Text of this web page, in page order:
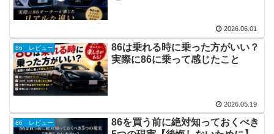
2026.06.01
86 レビュー
86は乗れる時に乗った方がいい？
実際に86に乗って感じたこと
2026.05.19
86 レビュー
86を買う前に絶対知っておくべき